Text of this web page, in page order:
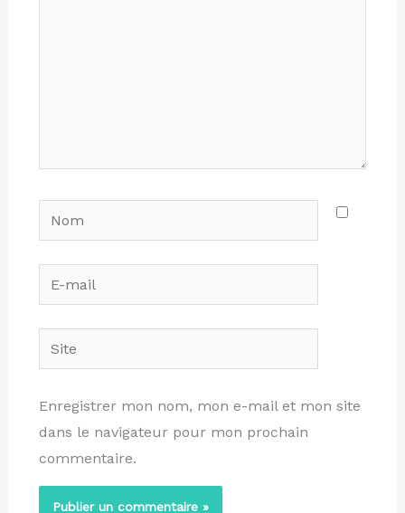
Nom
E-
mail
Site
Enregistrer mon nom, mon e-mail et mon site
dans le navigateur pour mon prochain
commentaire.